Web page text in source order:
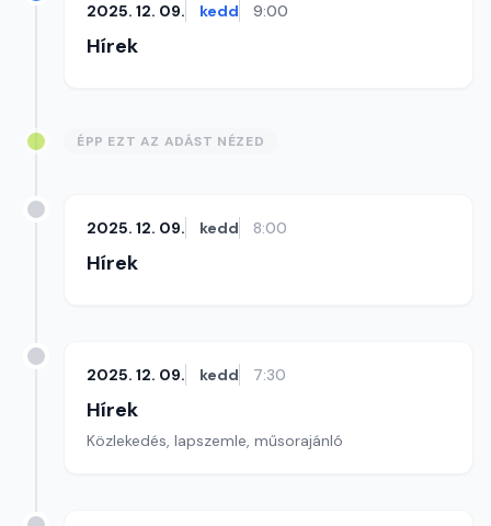
2025. 12. 09. kedd 9:00
Hírek
ÉPP EZT AZ ADÁST NÉZED
2025. 12. 09. kedd 8:00
Hírek
2025. 12. 09. kedd 7:30
Hírek
Közlekedés, lapszemle, műsorajánló